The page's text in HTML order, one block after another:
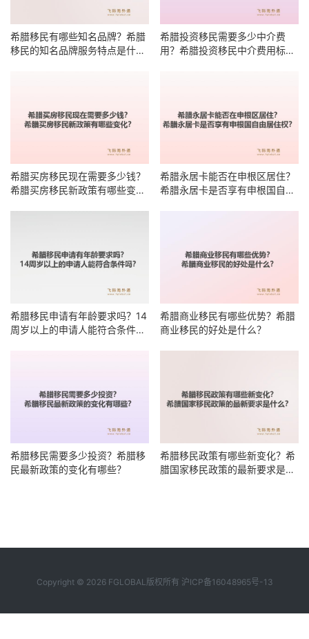
希腊移民有哪些知名品牌？希腊
移民的知名品牌服务特点是什
希腊投资移民需要多少中介费
用？希腊投资移民中介费用标准
希腊买房移民现在需要多少钱？
希腊买房移民新政策有哪些变
希腊永居卡能否在申根区居住？
希腊永居卡是否享有申根国自由
希腊移民申请有年龄要求吗？14
周岁以上的申请人能符合条件
希腊商业移民有哪些优势？希腊
商业移民的好处是什么？
希腊移民需要多少投资？希腊移
民最新政策的变化有哪些？
希腊移民政策有哪些新变化？希
腊国家移民政策的最新要求是什
Copyright © 2026 FGLOBAL版权所有 沪ICP备16048965号-13